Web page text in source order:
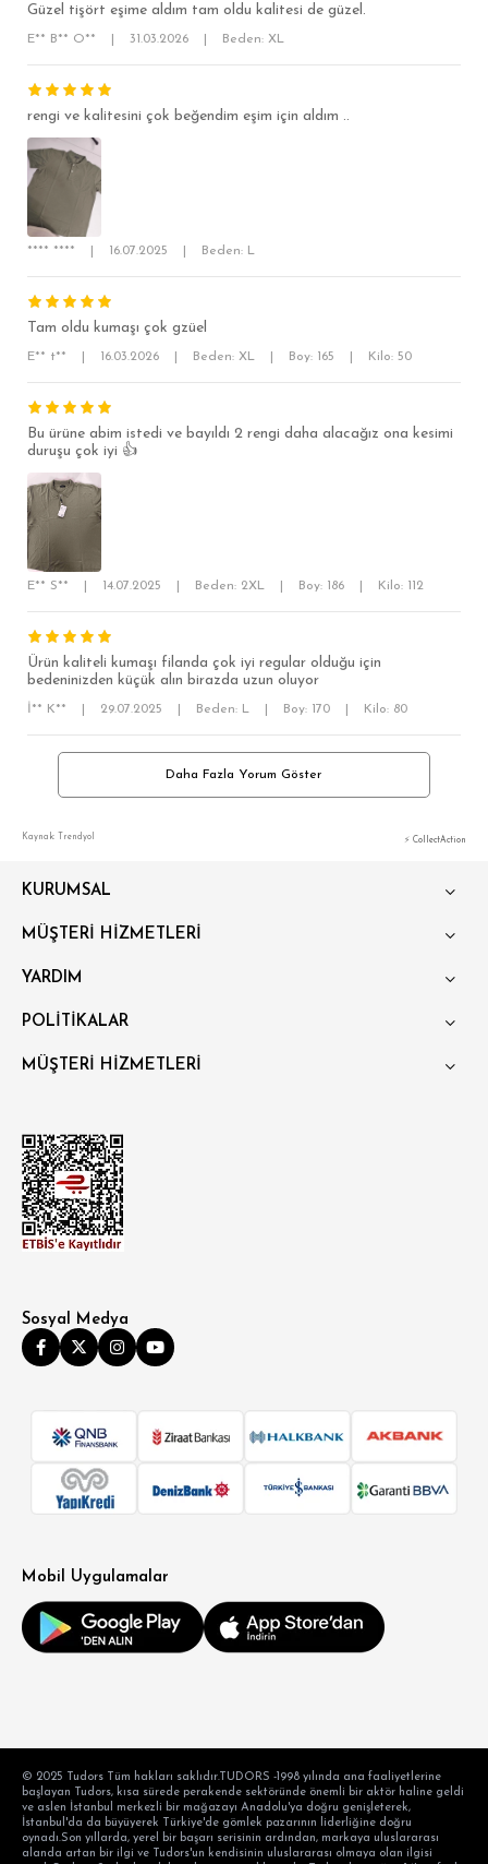
SÜPER SLİM FİT
OVERSİZE
Güzel tişört eşime aldım tam oldu kalitesi de güzel.
E** B** O** 31.03.2026 Beden: XL
rengi ve kalitesini çok beğendim eşim için aldım ..
**** **** 16.07.2025 Beden: L
Tam oldu kumaşı çok gzüel
E** t** 16.03.2026 Beden: XL Boy: 165 Kilo: 50
Bu ürüne abim istedi ve bayıldı 2 rengi daha alacağız ona kesimi
duruşu çok iyi 👍
E** S** 14.07.2025 Beden: 2XL Boy: 186 Kilo: 112
Ürün kaliteli kumaşı filanda çok iyi regular olduğu için
bedeninizden küçük alın birazda uzun oluyor
İ** K** 29.07.2025 Beden: L Boy: 170 Kilo: 80
Daha Fazla Yorum Göster
Kaynak: Trendyol ⚡ CollectAction
KURUMSAL
MÜŞTERİ HİZMETLERİ
YARDIM
POLİTİKALAR
MÜŞTERİ HİZMETLERİ
Sosyal Medya
Mobil Uygulamalar
© 2025 Tudors Tüm hakları saklıdır.TUDORS -1998 yılında ana faaliyetlerine
başlayan Tudors, kısa sürede perakende sektöründe önemli bir aktör haline geldi
ve aslen İstanbul merkezli bir mağazayı Anadolu'ya doğru genişleterek,
İstanbul'da da büyüyerek Türkiye'de gömlek pazarının liderliğine doğru
oynadı.Son yıllarda, yerel bir başarı serisinin ardından, markaya uluslararası
alanda artan bir ilgi ve Tudors'un kendisinin uluslararası olmaya olan ilgisi